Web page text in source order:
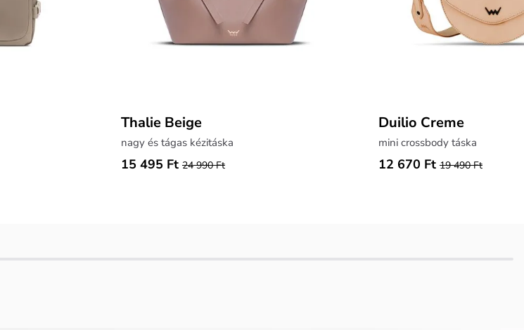
Thalie Beige
nagy és tágas kézitáska
15 495 Ft 24 990 Ft
Duilio Creme
mini crossbody táska
12 670 Ft 19 490 Ft